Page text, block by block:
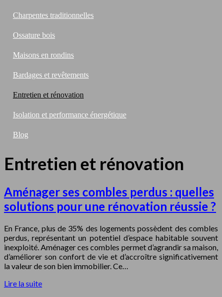
Charpentes traditionnelles
Ossature bois
Maisons en rondins
Bardages et revêtements
Entretien et rénovation
Isolation et performance énergétique
Blog
Entretien et rénovation
Aménager ses combles perdus : quelles
solutions pour une rénovation réussie ?
En France, plus de 35% des logements possèdent des combles
perdus, représentant un potentiel d’espace habitable souvent
inexploité. Aménager ces combles permet d’agrandir sa maison,
d’améliorer son confort de vie et d’accroître significativement
la valeur de son bien immobilier. Ce…
Lire la suite